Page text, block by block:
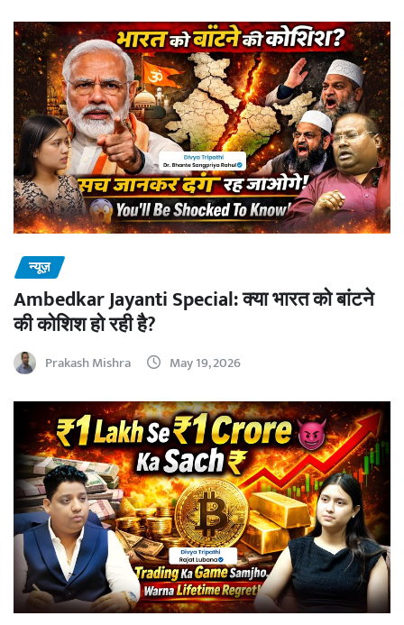
न्यूज़
Ambedkar Jayanti Special: क्या भारत को बांटने
की कोशिश हो रही है?
Prakash Mishra May 19, 2026